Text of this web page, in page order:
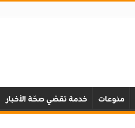
منوعات خدمة تقصّي صحّة الأخبار